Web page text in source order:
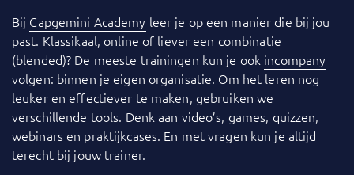
Bij Capgemini Academy leer je op een manier die bij jou
past. Klassikaal, online of liever een combinatie
(blended)? De meeste trainingen kun je ook incompany
volgen: binnen je eigen organisatie. Om het leren nog
leuker en effectiever te maken, gebruiken we
verschillende tools. Denk aan video’s, games, quizzen,
webinars en praktijkcases. En met vragen kun je altijd
terecht bij jouw trainer.